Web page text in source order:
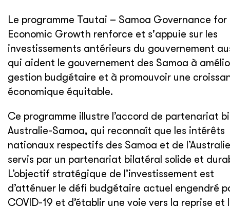
Le programme Tautai – Samoa Governance for
Economic Growth renforce et s'appuie sur les
investissements antérieurs du gouvernement
qui aident le gouvernement des Samoa à
gestion budgétaire et à promouvoir une
économique équitable.
Ce programme illustre l’accord de partenariat
Australie-Samoa, qui reconnaît que les intérêts
nationaux respectifs des Samoa et de
servis par un partenariat bilatéral solide et
L’objectif stratégique de l’investissement est
d’atténuer le défi budgétaire actuel engendré
COVID-19 et d’établir une voie vers la reprise et